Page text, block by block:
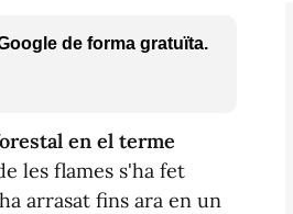
de forma gratuïta.
en el terme
les flames s'ha fet
arrasat fins ara en un